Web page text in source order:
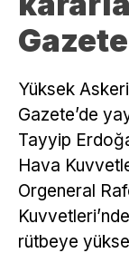
Yüksek
Gazete’de
Tayyip
Hava
Orgeneral
rütbeye